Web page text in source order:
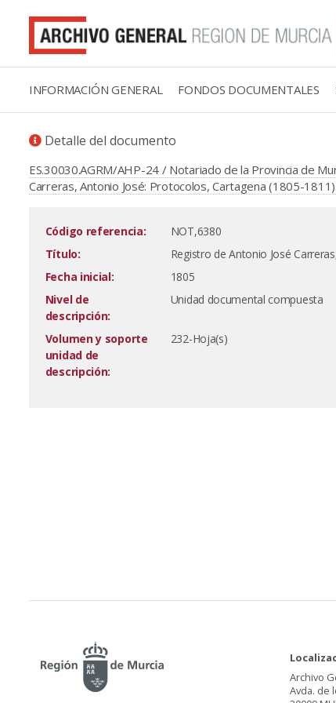
INFORMACIÓN GENERAL FONDOS DOCUMENTALES
Detalle del documento
ES.30030.AGRM/AHP-24 / Notariado de la Provincia de
Carreras, Antonio José: Protocolos, Cartagena (1805-1811).
Código referencia:
NOT,6380
Título:
Registro de Antonio José
Fecha inicial:
1805
Nivel de
descripción:
Unidad documental compuesta
Volumen y soporte
unidad de
descripción:
232-Hoja(s)
Archivo
Avda. de